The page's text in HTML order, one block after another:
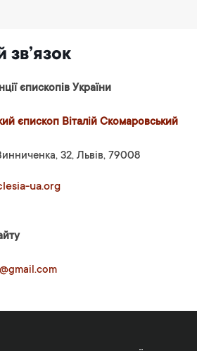
зв’язок
єпископів України
єпископ Віталій Скомаровський
32, Львів, 79008
ua.org